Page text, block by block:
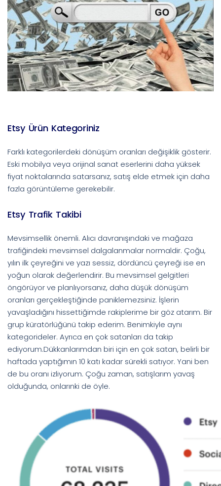
Etsy Ürün Kategoriniz
Farklı kategorilerdeki dönüşüm oranları değişiklik gösterir.
Eski mobilya veya orijinal sanat eserlerini daha yüksek
fiyat noktalarında satarsanız, satış elde etmek için daha
fazla görüntüleme gerekebilir.
Etsy Trafik Takibi
Mevsimsellik önemli. Alıcı davranışındaki ve mağaza
trafiğindeki mevsimsel dalgalanmalar normaldir. Çoğu,
yılın ilk çeyreğini ve yazı sessiz, dördüncü çeyreği ise en
yoğun olarak değerlendirir. Bu mevsimsel gelgitleri
öngörüyor ve planlıyorsanız, daha düşük dönüşüm
oranları gerçekleştiğinde paniklemezsiniz. İşlerin
yavaşladığını hissettiğimde rakiplerime bir göz atarım. Bir
grup küratörlüğünü takip ederim. Benimkiyle aynı
kategorideler. Ayrıca en çok satanları da takip
ediyorum.Dükkanlarımdan biri için en çok satan, belirli bir
haftada yaptığımın 10 katı kadar sürekli satıyor. Yani ben
de bu oranı izliyorum. Çoğu zaman, satışlarım yavaş
olduğunda, onlarınki de öyle.